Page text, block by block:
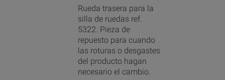
Rueda trasera para la
silla de ruedas ref.
5322. Pieza de
repuesto para cuando
las roturas o desgastes
del producto hagan
necesario el cambio.